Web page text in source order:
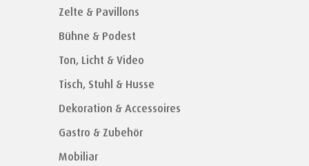
Zelte & Pavillons
Bühne & Podest
Ton, Licht & Video
Tisch, Stuhl & Husse
Dekoration & Accessoires
Gastro & Zubehör
Mobiliar